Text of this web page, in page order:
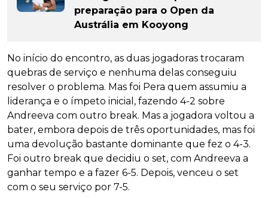
preparação para o Open da
Austrália em Kooyong
No início do encontro, as duas jogadoras trocaram
quebras de serviço e nenhuma delas conseguiu
resolver o problema. Mas foi Pera quem assumiu a
liderança e o ímpeto inicial, fazendo 4-2 sobre
Andreeva com outro break. Mas a jogadora voltou a
bater, embora depois de três oportunidades, mas foi
uma devolução bastante dominante que fez o 4-3.
Foi outro break que decidiu o set, com Andreeva a
ganhar tempo e a fazer 6-5. Depois, venceu o set
com o seu serviço por 7-5.